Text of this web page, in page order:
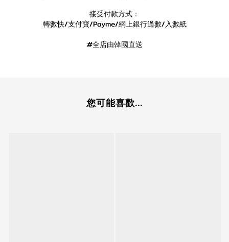
接受付款方式：
轉數快/支付寶/Payme/網上銀行過數/入數紙
#全店由韓國直送
您可能喜歡...